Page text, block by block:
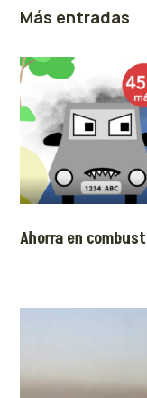
Más entradas
Ahorra en